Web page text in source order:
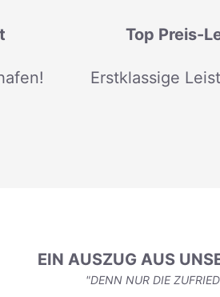
Top Preis-
Erstklassige
EIN AUSZUG AUS
"DENN NUR DIE